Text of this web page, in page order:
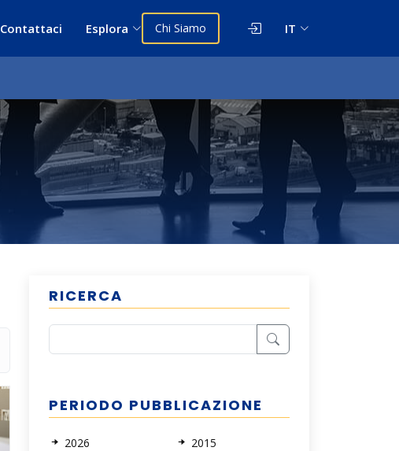
Contattaci Esplora Chi Siamo IT
RICERCA
PERIODO PUBBLICAZIONE
2026
2015